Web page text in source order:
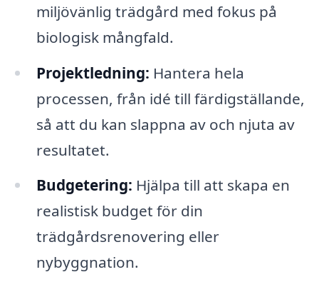
miljövänlig trädgård med fokus på
biologisk mångfald.
Projektledning: Hantera hela
processen, från idé till färdigställande,
så att du kan slappna av och njuta av
resultatet.
Budgetering: Hjälpa till att skapa en
realistisk budget för din
trädgårdsrenovering eller
nybyggnation.